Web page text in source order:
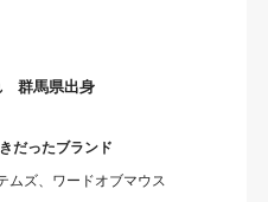
群馬県出身
だったブランド
ムズ、ワードオブマウス